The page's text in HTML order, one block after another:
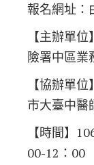
報名網址：
【主辦單
險署中區業
【協辦單
市大臺中醫
【時間】
00-12：00